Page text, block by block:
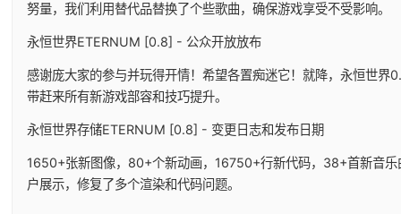
努量，我们利用替代品替换了个些歌曲，确保游戏享受不受影响。
永恒世界ETERNUM [0.8] - 公众开放放布
感谢庞大家的参与并玩得开情！希望各置痴迷它！就降，永恒世界
带赶来所有新游戏部容和技巧提升。
永恒世界存储ETERNUM [0.8] - 变更日志和发布日期
1650+张新图像，80+个新动画，16750+行新代码，38+首新音
户展示，修复了多个渲染和代码问题。